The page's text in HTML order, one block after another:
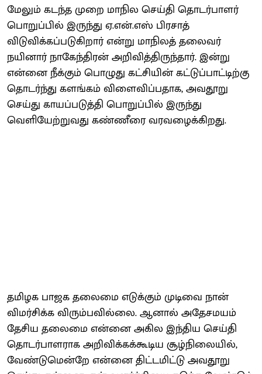
மேலும் கடந்த முறை மாநில செய்தி தொடர்பாளர்
பொறுப்பில் இருந்து ஏ.என்.எஸ் பிரசாத்
விடுவிக்கப்படுகிறார் என்று மாநிலத் தலைவர்
நயினார் நாகேந்திரன் அறிவித்திருந்தார். இன்று
என்னை நீக்கும் பொழுது கட்சியின் கட்டுப்பாட்டிற்கு
தொடர்ந்து களங்கம் விளைவிப்பதாக, அவதூறு
செய்து காயப்படுத்தி பொறுப்பில் இருந்து
வெளியேற்றுவது கண்ணீரை வரவழைக்கிறது.
தமிழக பாஜக தலைமை எடுக்கும் முடிவை நான்
விமர்சிக்க விரும்பவில்லை. ஆனால் அதேசமயம்
தேசிய தலைமை என்னை அகில இந்திய செய்தி
தொடர்பாளராக அறிவிக்கக்கூடிய சூழ்நிலையில்,
வேண்டுமென்றே என்னை திட்டமிட்டு அவதூறு